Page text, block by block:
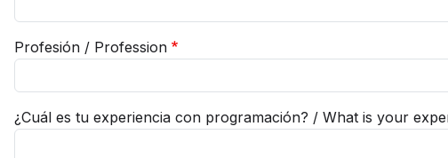
Profesión / Profession
¿Cuál es tu experiencia con programación? / What is your